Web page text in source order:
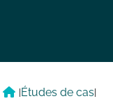
Études de cas